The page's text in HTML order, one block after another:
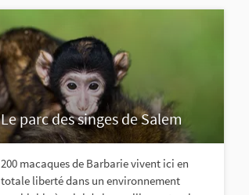
Le parc des singes de Salem
200 macaques de Barbarie vivent ici en
totale liberté dans un environnement